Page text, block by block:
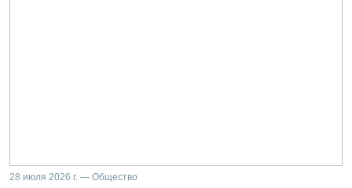
28 июля 2026 г. — Общество